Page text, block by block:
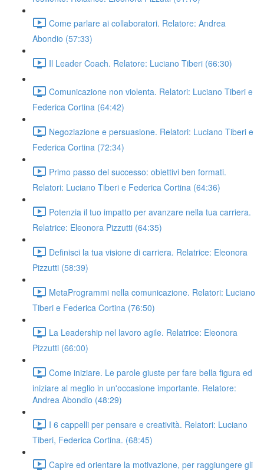
Come parlare ai collaboratori. Relatore: Andrea
Abondio (57:33)
Il Leader Coach. Relatore: Luciano Tiberi (66:30)
Comunicazione non violenta. Relatori: Luciano Tiberi e
Federica Cortina (64:42)
Negoziazione e persuasione. Relatori: Luciano Tiberi e
Federica Cortina (72:34)
Primo passo del successo: obiettivi ben formati.
Relatori: Luciano Tiberi e Federica Cortina (64:36)
Potenzia il tuo impatto per avanzare nella tua carriera.
Relatrice: Eleonora Pizzutti (64:35)
Definisci la tua visione di carriera. Relatrice: Eleonora
Pizzutti (58:39)
MetaProgrammi nella comunicazione. Relatori: Luciano
Tiberi e Federica Cortina (76:50)
La Leadership nel lavoro agile. Relatrice: Eleonora
Pizzutti (66:00)
Come iniziare. Le parole giuste per fare bella figura ed
iniziare al meglio in un'occasione importante. Relatore:
Andrea Abondio (48:29)
I 6 cappelli per pensare e creatività. Relatori: Luciano
Tiberi, Federica Cortina. (68:45)
Capire ed orientare la motivazione, per raggiungere gli